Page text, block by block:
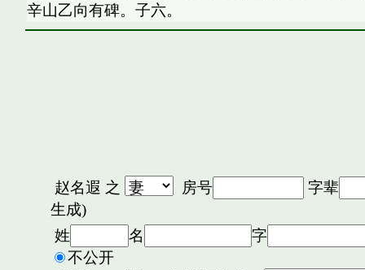
辛山乙向有碑。子六。
赵名遐 之 房号
字辈
生成)
姓
名
字
不公开